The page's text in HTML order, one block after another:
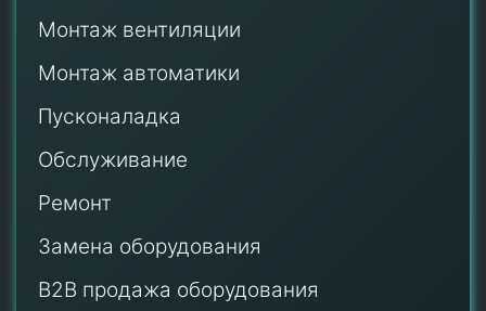
Монтаж вентиляции
Монтаж автоматики
Пусконаладка
Обслуживание
Ремонт
Замена оборудования
B2B продажа оборудования